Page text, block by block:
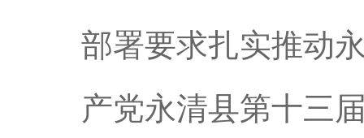
部署要求扎实推动
产党永清县第十三